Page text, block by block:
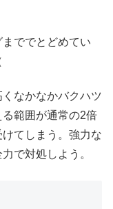
ででとどめてい
なかなかバクハツ
範囲が通常の2倍
てしまう。強力な
で対処しよう。